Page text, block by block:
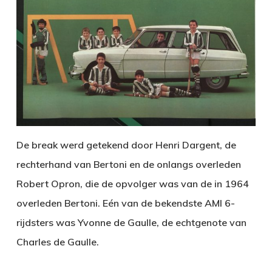
De break werd getekend door Henri Dargent, de
rechterhand van Bertoni en de onlangs overleden
Robert Opron, die de opvolger was van de in 1964
overleden Bertoni. Eén van de bekendste AMI 6-
rijdsters was Yvonne de Gaulle, de echtgenote van
Charles de Gaulle.